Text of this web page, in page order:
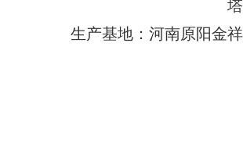
生产基地：河南原阳金